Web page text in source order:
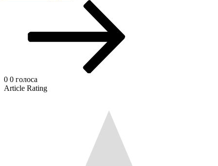
0 0 голоса
Article Rating